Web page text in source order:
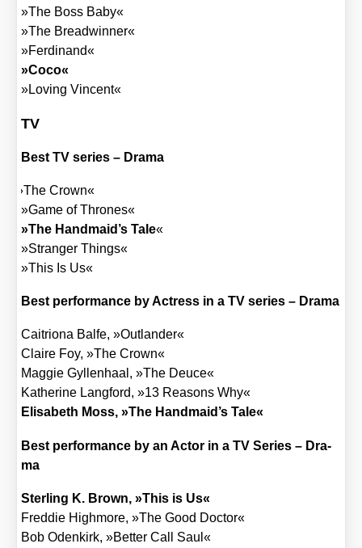
»The Boss Baby«
»The Bread­win­ner«
»Fer­di­nand«
»Coco«
»Loving Vin­cent«
TV
Best TV series – Dra­ma
»The Crown«
»Game of Thro­nes«
»The Handmaid’s Tale«
»Stran­ger Things«
»This Is Us«
Best per­for­mance by Actress in a TV series – Dra­ma
Cai­trio­na Bal­fe, »Out­lan­der«
Clai­re Foy, »The Crown«
Mag­gie Gyl­len­haal, »The Deuce«
Kathe­ri­ne Lang­ford, »13 Reasons Why«
Eli­sa­beth Moss, »The Handmaid’s Tale«
Best per­for­mance by an Actor in a TV Series – Dra­
ma
Ster­ling K. Brown, »This is Us«
Fred­die Highmo­re, »The Good Doc­tor«
Bob Oden­kirk, »Bet­ter Call Saul«